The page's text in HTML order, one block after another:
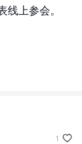
上参会。
1